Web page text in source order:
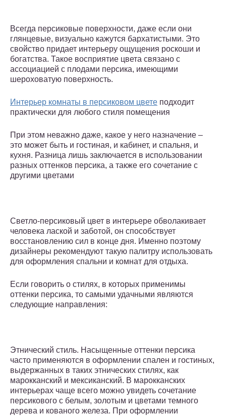
Всегда персиковые поверхности, даже если они
глянцевые, визуально кажутся бархатистыми. Это
свойство придает интерьеру ощущения роскоши и
богатства. Такое восприятие цвета связано с
ассоциацией с плодами персика, имеющими
шероховатую поверхность.
Интерьер комнаты в персиковом цвете подходит
практически для любого стиля помещения
При этом неважно даже, какое у него назначение –
это может быть и гостиная, и кабинет, и спальня, и
кухня. Разница лишь заключается в использовании
разных оттенков персика, а также его сочетание с
другими цветами
Светло-персиковый цвет в интерьере обволакивает
человека лаской и заботой, он способствует
восстановлению сил в конце дня. Именно поэтому
дизайнеры рекомендуют такую палитру использовать
для оформления спальни и комнат для отдыха.
Если говорить о стилях, в которых применимы
оттенки персика, то самыми удачными являются
следующие направления:
Этнический стиль. Насыщенные оттенки персика
часто применяются в оформлении спален и гостиных,
выдержанных в таких этнических стилях, как
марокканский и мексиканский. В марокканских
интерьерах чаще всего можно увидеть сочетание
персикового с белым, золотым и цветами темного
дерева и кованого железа. При оформлении